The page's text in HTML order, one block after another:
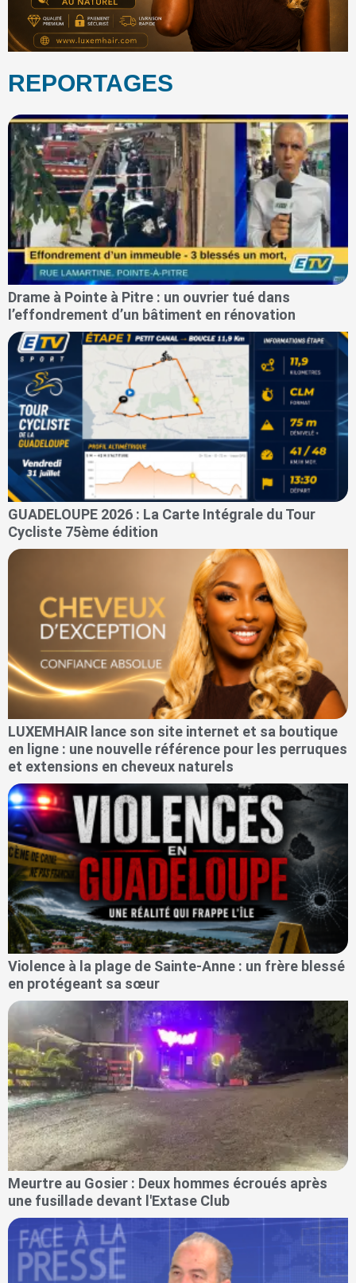
REPORTAGES
Drame à Pointe à Pitre : un ouvrier tué dans
l’effondrement d’un bâtiment en rénovation
GUADELOUPE 2026 : La Carte Intégrale du Tour
Cycliste 75ème édition
LUXEMHAIR lance son site internet et sa boutique
en ligne : une nouvelle référence pour les perruques
et extensions en cheveux naturels
Violence à la plage de Sainte-Anne : un frère blessé
en protégeant sa sœur
Meurtre au Gosier : Deux hommes écroués après
une fusillade devant l'Extase Club